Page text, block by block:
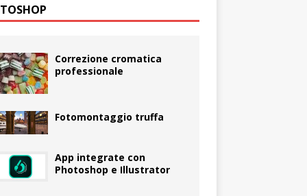
Correzione cromatica
professionale
Fotomontaggio truffa
App integrate con
Photoshop e Illustrator